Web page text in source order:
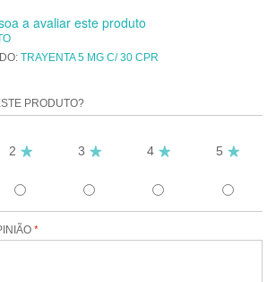
a avaliar este produto
TRAYENTA 5 MG C/ 30 CPR
PRODUTO?
2 3 4 5